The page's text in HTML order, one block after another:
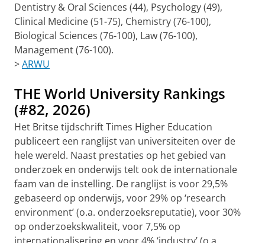
Dentistry & Oral Sciences (44), Psychology (49),
Clinical Medicine (51-75), Chemistry (76-100),
Biological Sciences (76-100), Law (76-100),
Management (76-100).
>ARWU
THE World University Rankings
(#82, 2026)
Het Britse tijdschrift Times Higher Education
publiceert een ranglijst van universiteiten over de
hele wereld. Naast prestaties op het gebied van
onderzoek en onderwijs telt ook de internationale
faam van de instelling. De ranglijst is voor 29,5%
gebaseerd op onderwijs, voor 29% op ‘research
environment’ (o.a. onderzoeksreputatie), voor 30%
op onderzoekskwaliteit, voor 7,5% op